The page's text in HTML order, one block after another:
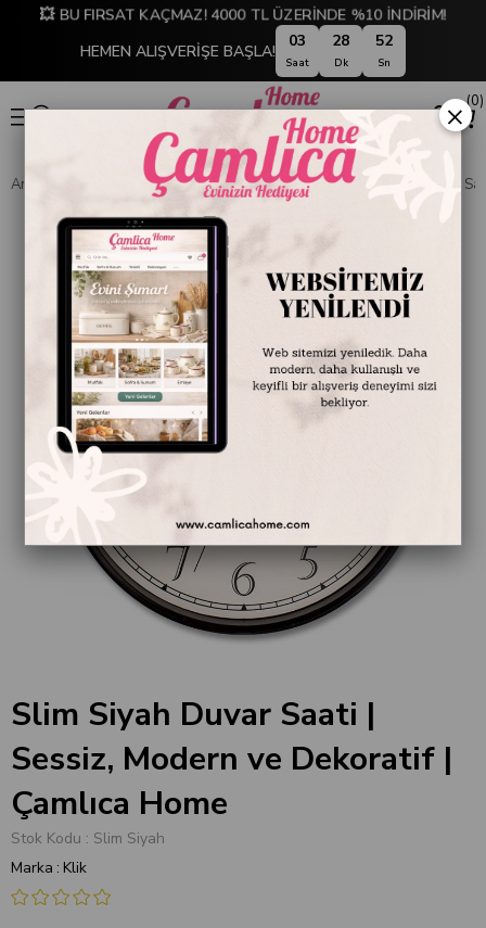
💥 BU FIRSAT KAÇMAZ! 4000 TL ÜZERİNDE %10 İNDİRİM!
HEMEN ALIŞVERİŞE BAŞLA! 03
Saat
28
Dk
51
Sn
0
Anasayfa DEKORASYON Saat Duvar Saatleri Slim Siyah Duvar Saati |
Slim Siyah Duvar Saati |
Sessiz, Modern ve Dekoratif |
Çamlıca Home
Stok Kodu
Slim Siyah
Marka : Klik
×